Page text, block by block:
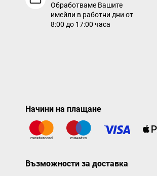
Обработваме Вашите
имейли в работни дни от
8:00 до 17:00 часа
Начини на плащане
Възможности за доставка